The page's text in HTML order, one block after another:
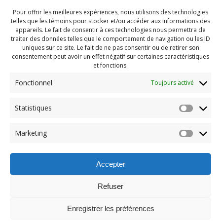
Pour offrir les meilleures expériences, nous utilisons des technologies
telles que les témoins pour stocker et/ou accéder aux informations des
appareils. Le fait de consentir à ces technologies nous permettra de
traiter des données telles que le comportement de navigation ou les ID
uniques sur ce site. Le fait de ne pas consentir ou de retirer son
consentement peut avoir un effet négatif sur certaines caractéristiques
et fonctions.
Fonctionnel Toujours activé
Statistiques
Marketing
Accepter
Refuser
Enregistrer les préférences
Navigation
de
l'article
Previous
PDG Juillet 2022 (84)
© 2026 Maison des Jeunes de Boucherville.